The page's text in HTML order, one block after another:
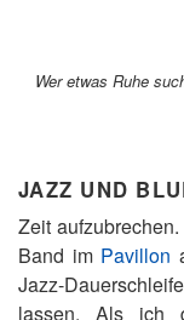
Wer etwas Ruhe
JAZZ UND
Zeit
Band im Pavillon
Jazz-
lassen. Als ich